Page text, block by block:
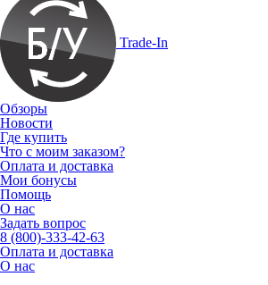
Trade-In
Обзоры
Новости
Где купить
Что с моим заказом?
Оплата и доставка
Мои бонусы
Помощь
О нас
Задать вопрос
8 (800)-333-42-63
Оплата и доставка
О нас